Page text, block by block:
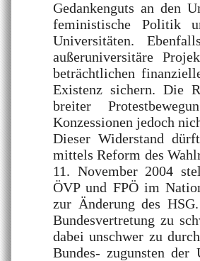
Gedankenguts an den
feministische Politik
Universitäten.
außeruniversitäre
beträchtlichen
Existenz sichern. Die
breiter
Konzessionen jedoch
Dieser Widerstand
mittels Reform des
11. November 2004
ÖVP und FPÖ im
zur Änderung des
Bundesvertretung zu
dabei unschwer zu
Bundes- zugunsten der